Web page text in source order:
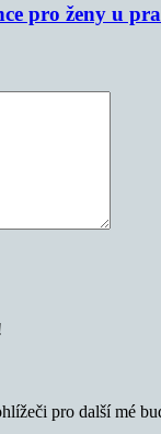
pro ženy u
pro další mé